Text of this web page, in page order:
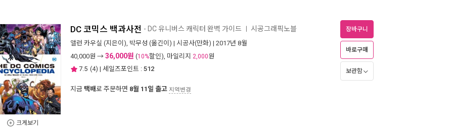
크게보기
DC 코믹스 백과사전 - DC 유니버스 캐릭터 완벽 가이드 시공그래픽노블
앨런 카우실 (지은이), 박무성 (옮긴이) | 시공사(만화) | 2017년 8월
40,000원 → 36,000원 (10%할인), 마일리지 2,000원
7.5 (4) | 세일즈포인트 : 512
지금 택배로 주문하면 8월 11일 출고 지역변경
장바구니
바로구매
보관함